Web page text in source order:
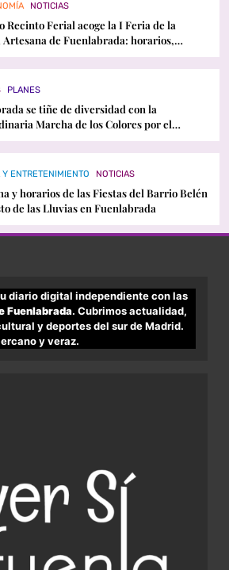
NOTICIAS
Recinto Ferial acoge la I Feria de la
Artesana de Fuenlabrada: horarios,
y programación
PLANES
se tiñe de diversidad con la
Marcha de los Colores por el
Y ENTRETENIMIENTO NOTICIAS
y horarios de las Fiestas del Barrio Belén
de las Lluvias en Fuenlabrada
diario digital independiente con las
Fuenlabrada. Cubrimos actualidad,
y deportes del sur de Madrid.
y veraz.